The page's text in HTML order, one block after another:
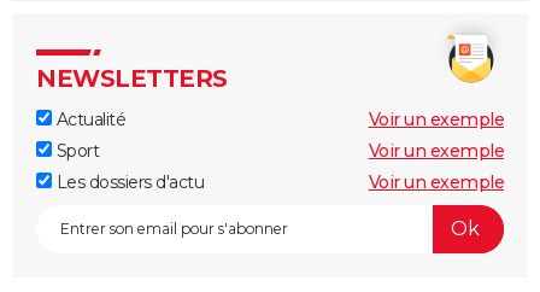
NEWSLETTERS
Actualité
Voir un exemple
Sport
Voir un exemple
Les dossiers d'actu
Voir un exemple